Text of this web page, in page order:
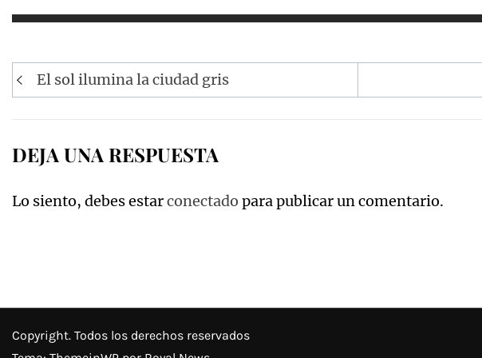
Navegación
de
El sol ilumina la ciudad gris
DEJA UNA RESPUESTA
Lo siento, debes estarconectado para publicar un comentario.
Copyright. Todos los derechos reservados